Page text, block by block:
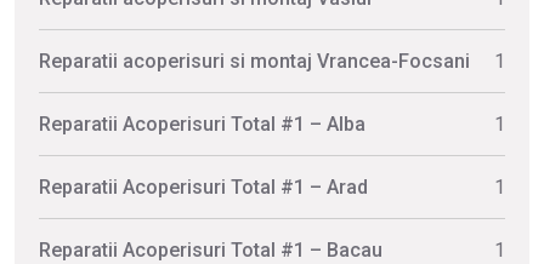
Reparatii acoperisuri si montaj Vrancea-Focsani 1
Reparatii Acoperisuri Total #1 – Alba 1
Reparatii Acoperisuri Total #1 – Arad 1
Reparatii Acoperisuri Total #1 – Bacau 1